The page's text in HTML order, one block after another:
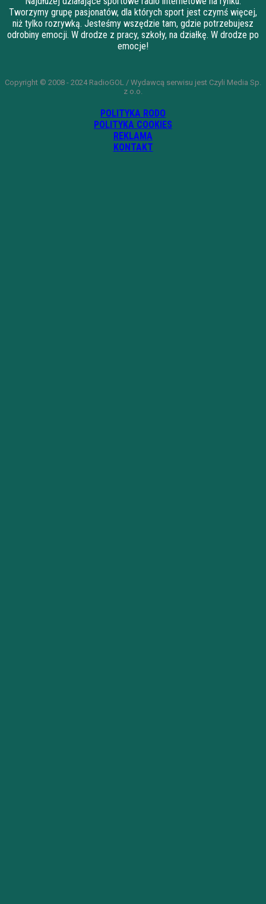
Tworzymy grupę pasjonatów, dla których sport jest czymś więcej,
niż tylko rozrywką. Jesteśmy wszędzie tam, gdzie potrzebujesz
odrobiny emocji. W drodze z pracy, szkoły, na działkę. W drodze po
emocje!
Copyright © 2008 - 2024 RadioGOL / Wydawcą serwisu jest Czyli Media Sp.
z o.o.
POLITYKA RODO
POLITYKA COOKIES
REKLAMA
KONTAKT